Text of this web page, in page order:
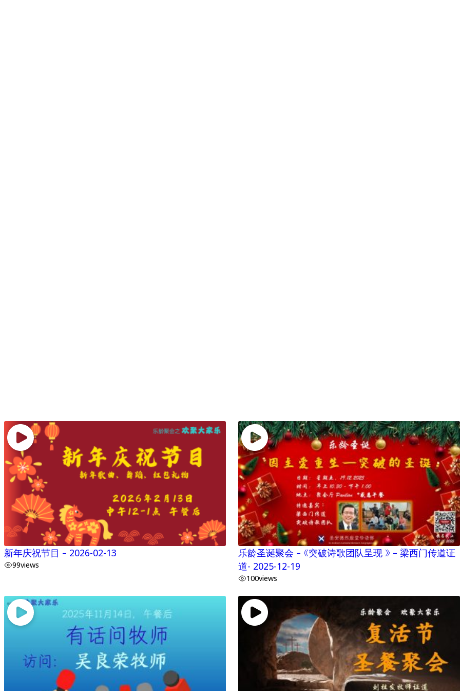
新年庆祝节目 – 2026-02-13
99views
乐龄圣诞聚会 – 《突破诗歌团队呈现 》 – 梁西门传道证
道- 2025-12-19
100views